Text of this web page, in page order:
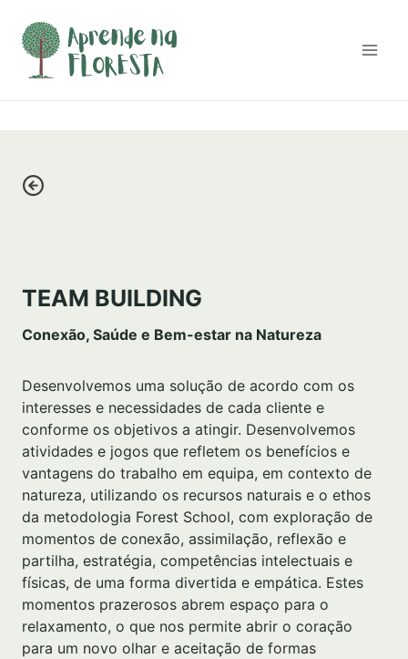
content
TEAM BUILDING
Conexão, Saúde e Bem-estar na Natureza
Desenvolvemos uma solução de acordo com os
interesses e necessidades de cada cliente e
conforme os objetivos a atingir. Desenvolvemos
atividades e jogos que refletem os benefícios e
vantagens do trabalho em equipa, em contexto de
natureza, utilizando os recursos naturais e o ethos
da metodologia Forest School, com exploração de
momentos de conexão, assimilação, reflexão e
partilha, estratégia, competências intelectuais e
físicas, de uma forma divertida e empática. Estes
momentos prazerosos abrem espaço para o
relaxamento, o que nos permite abrir o coração
para um novo olhar e aceitação de formas